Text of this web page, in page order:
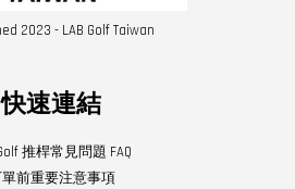
2023 - LAB Golf Taiwan
快速連結
推桿常見問題 FAQ
前重要注意事項